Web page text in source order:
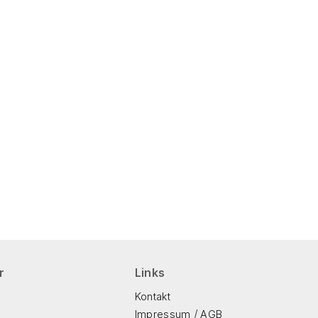
Links
Kontakt
Impressum /AGB